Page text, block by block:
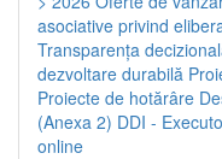
asociative privind
Transparenţa
dezvoltare durabilă
Proiecte de hotărâre
(Anexa 2) DDI -
online